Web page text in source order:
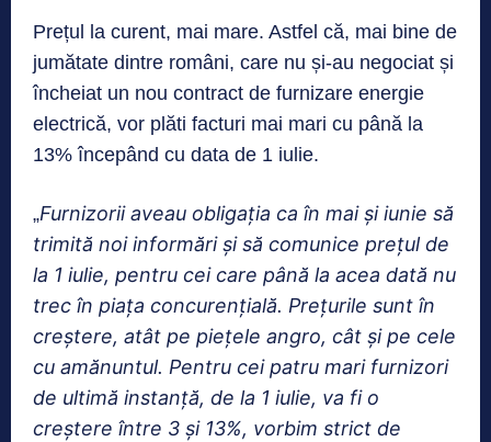
Prețul la curent, mai mare. Astfel că, mai bine de
jumătate dintre români, care nu și-au negociat și
încheiat un nou contract de furnizare energie
electrică, vor plăti facturi mai mari cu până la
13% începând cu data de 1 iulie.
„Furnizorii aveau obligaţia ca în mai şi iunie să
trimită noi informări şi să comunice preţul de
la 1 iulie, pentru cei care până la acea dată nu
trec în piaţa concurenţială. Preţurile sunt în
creştere, atât pe pieţele angro, cât şi pe cele
cu amănuntul. Pentru cei patru mari furnizori
de ultimă instanţă, de la 1 iulie, va fi o
creştere între 3 şi 13%, vorbim strict de